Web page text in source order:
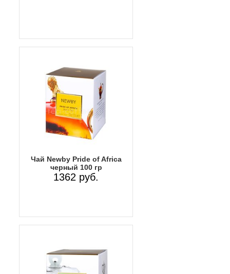
Чай Newby Pride of Africa
черный 100 гр
1362 руб.